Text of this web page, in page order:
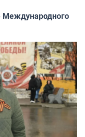
Международного